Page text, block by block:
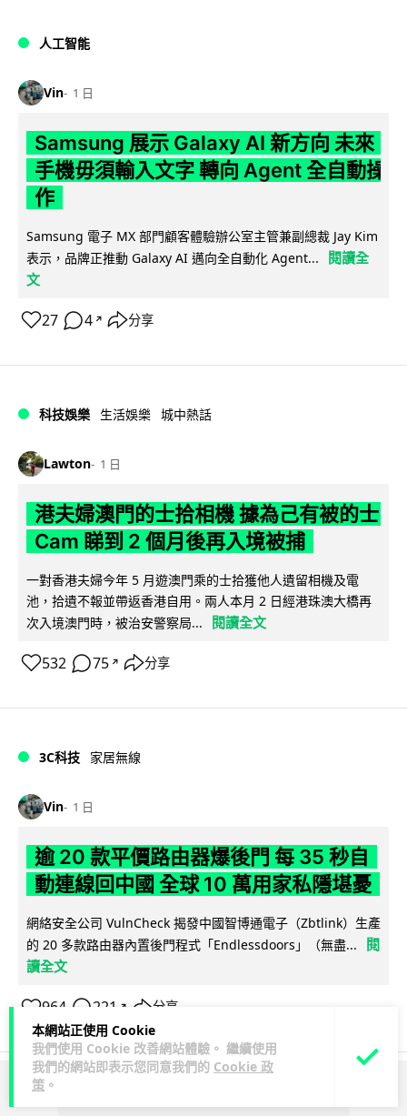
本網站正使用 Cookie
我們使用 Cookie 改善網站體驗。 繼續使用
我們的網站即表示您同意我們的 Cookie 政
策 。
人工智能
Vin 1 日
Samsung 展示 Galaxy AI 新方向 未來
手機毋須輸入文字 轉向 Agent 全自動操
作
Samsung 電子 MX 部門顧客體驗辦公室主管兼副總裁 Jay Kim
表示，品牌正推動 Galaxy AI 邁向全自動化 Agent...
閱讀全
文
27 4 ↗ 分享
科技娛樂 生活娛樂 城中熱話
Lawton 1 日
港夫婦澳門的士拾相機 據為己有被的士
Cam 睇到 2 個月後再入境被捕
一對香港夫婦今年 5 月遊澳門乘的士拾獲他人遺留相機及電
池，拾遺不報並帶返香港自用。兩人本月 2 日經港珠澳大橋再
次入境澳門時，被治安警察局...
閱讀全文
532 75 ↗ 分享
3C科技 家居無線
Vin 1 日
逾 20 款平價路由器爆後門 每 35 秒自
動連線回中國 全球 10 萬用家私隱堪憂
網絡安全公司 VulnCheck 揭發中國智博通電子（Zbtlink）生產
的 20 多款路由器內置後門程式「Endlessdoors」（無盡...
閱
讀全文
964 221 ↗ 分享